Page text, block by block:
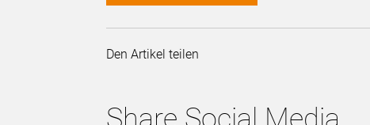
Den Artikel teilen